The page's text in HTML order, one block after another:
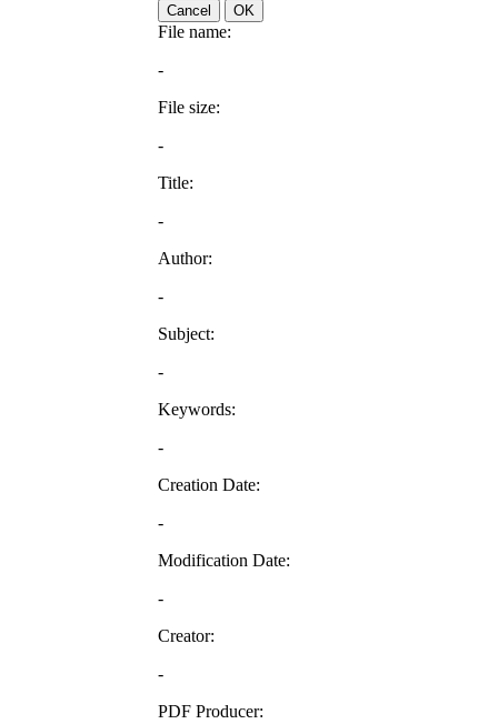
Cancel OK
File name:
-
File size:
-
Title:
-
Author:
-
Subject:
-
Keywords:
-
Creation Date:
-
Modification Date:
-
Creator:
-
PDF Producer: